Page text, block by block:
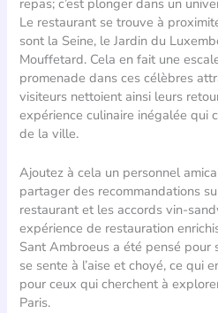
Le restaurant se trouve à
sont la Seine, le Jardin du
Mouffetard. Cela en fait une
promenade dans ces célèbres
visiteurs nettoient ainsi leurs
expérience culinaire inégalée qui
de la ville.
Ajoutez à cela un personnel
partager des recommandations
restaurant et les accords vin-
expérience de restauration
Sant Ambroeus a été pensé pour
se sente à l’aise et choyé, ce qui
pour ceux qui cherchent à
Paris.